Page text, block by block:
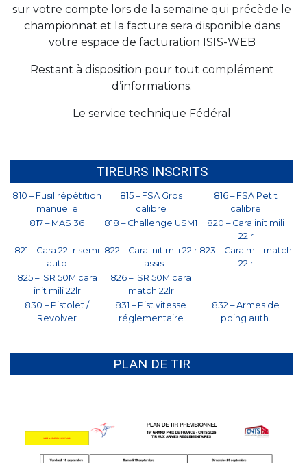
sur votre compte lors de la semaine qui précède le
championnat et la facture sera disponible dans
votre espace de facturation ISIS-WEB
Restant à disposition pour tout complément
d’informations.
Le service technique Fédéral
TIREURS INSCRITS
810 – Fusil répétition
manuelle
815 – FSA Gros
calibre
816 – FSA Petit
calibre
817 – MAS 36
818 – Challenge USM1
820 – Cara init mili
22lr
821 – Cara 22Lr semi
auto
822 – Cara init mili 22lr
– assis
823 – Cara mili match
22lr
825 – ISR 50M cara
init mili 22lr
826 – ISR 50M cara
match 22lr
830 – Pistolet /
Revolver
831 – Pist vitesse
réglementaire
832 – Armes de
poing auth.
PLAN DE TIR